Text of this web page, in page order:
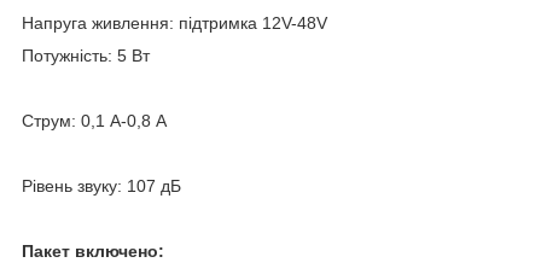
Напруга живлення: підтримка 12V-48V
Потужність: 5 Вт
Струм: 0,1 А-0,8 А
Рівень звуку: 107 дБ
Пакет включено: